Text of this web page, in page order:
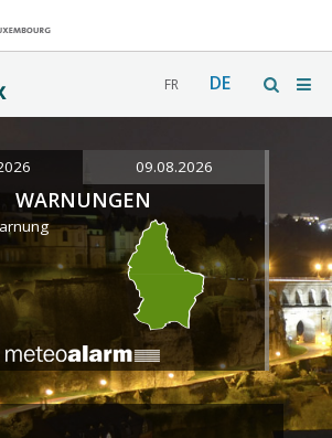
FR DE
09.08.2026
WARNUNGEN